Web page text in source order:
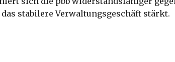
stabilere Verwaltungsgeschäft stärkt.